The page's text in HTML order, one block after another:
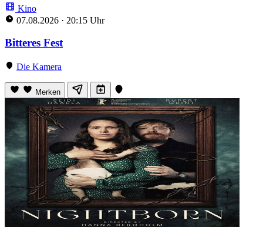
Kino
07.08.2026 · 20:15 Uhr
Bitteres Fest
Die Kamera
Merken